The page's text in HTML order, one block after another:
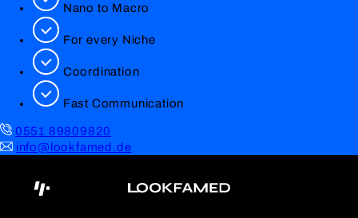
Nano to Macro
For every Niche
Coordination
Fast Communication
0551 89809820
info@lookfamed.de